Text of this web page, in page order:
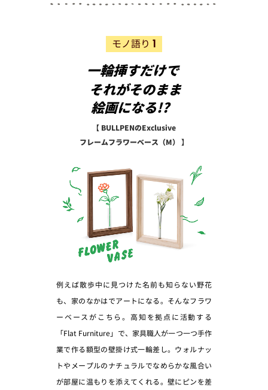
モノ語り 1
一輪挿すだけで
それがそのまま
絵画になる!?
【 BULLPENのExclusive
フレームフラワーベース（M） 】
例えば散歩中に見つけた名前も知らない野花
も、家のなかはでアートになる。そんなフラワ
ーベースがこちら。高知を拠点に活動する
「Flat Furniture」で、家具職人が一つ一つ手作
業で作る額型の壁掛け式一輪差し。ウォルナッ
トやメープルのナチュラルでなめらかな風合い
が部屋に温もりを添えてくれる。壁にピンを差